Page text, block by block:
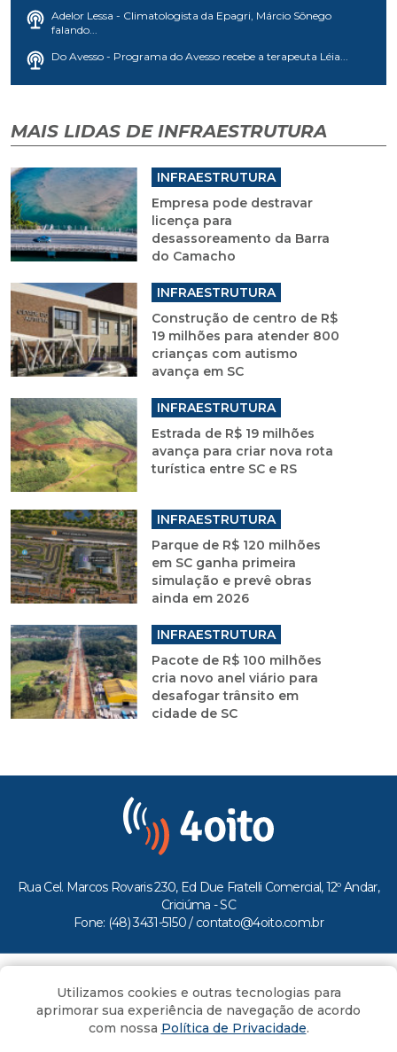
Adelor Lessa - Climatologista da Epagri, Márcio Sônego
falando...
Do Avesso - Programa do Avesso recebe a terapeuta Léia...
MAIS LIDAS DE INFRAESTRUTURA
INFRAESTRUTURA
Empresa pode destravar
licença para
desassoreamento da Barra
do Camacho
INFRAESTRUTURA
Construção de centro de R$
19 milhões para atender 800
crianças com autismo
avança em SC
INFRAESTRUTURA
Estrada de R$ 19 milhões
avança para criar nova rota
turística entre SC e RS
INFRAESTRUTURA
Parque de R$ 120 milhões
em SC ganha primeira
simulação e prevê obras
ainda em 2026
INFRAESTRUTURA
Pacote de R$ 100 milhões
cria novo anel viário para
desafogar trânsito em
cidade de SC
Rua Cel. Marcos Rovaris 230, Ed Due Fratelli Comercial, 12º Andar,
Criciúma - SC
Fone: (48) 3431-5150 / contato@4oito.com.br
Todos os direitos reservados ao Portal 4oito
Utilizamos cookies e outras tecnologias para
aprimorar sua experiência de navegação de acordo
com nossa Política de Privacidade.